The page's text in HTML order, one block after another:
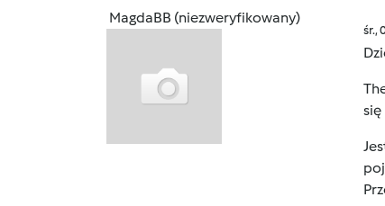
MagdaBB (niezweryfikowany)
śr.,
się